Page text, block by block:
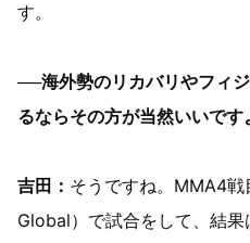
す。
──海外勢のリカバリやフィ
るならその方が当然いいです
吉田： そうですね。MMA4戦
Global）で試合をして、結